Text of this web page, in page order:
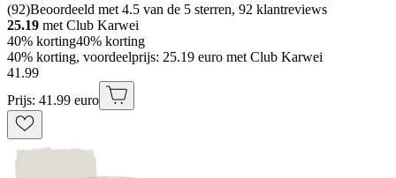
(92)Beoordeeld met 4.5 van de 5 sterren, 92 klantreviews
25.19 met Club Karwei
40% korting40% korting
40% korting, voordeelprijs: 25.19 euro met Club Karwei
41 .99
Prijs: 41.99 euro